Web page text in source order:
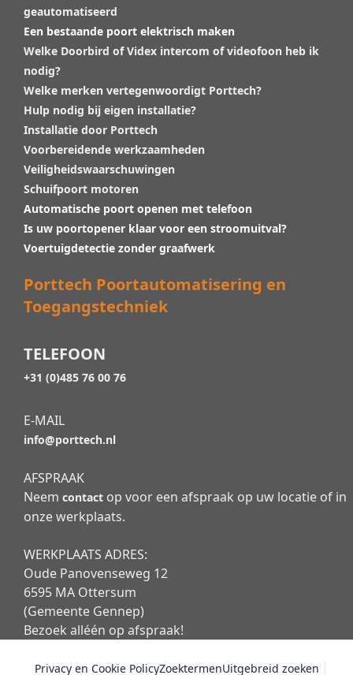
geautomatiseerd
Een bestaande poort elektrisch maken
Welke Doorbird of Videx intercom of videofoon heb ik
nodig?
Welke merken vertegenwoordigt Porttech?
Hulp nodig bij eigen installatie?
Installatie door Porttech
Voorbereidende werkzaamheden
Veiligheidswaarschuwingen
Schuifpoort motoren
Automatische poort openen met telefoon
Is uw poortopener klaar voor een stroomuitval?
Voertuigdetectie zonder graafwerk
Porttech Poortautomatisering en
Toegangstechniek
TELEFOON
+31 (0)485 76 00 76
E-MAIL
info@porttech.nl
AFSPRAAK
Neem contact op voor een afspraak op uw locatie of in
onze werkplaats.
WERKPLAATS ADRES:
Oude Panovenseweg 12
6595 MA Ottersum
(Gemeente Gennep)
Bezoek alléén op afspraak!
Privacy en Cookie PolicyZoektermenUitgebreid zoeken